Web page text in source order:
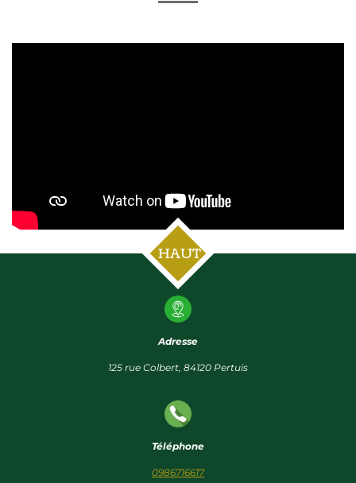
HAUT
Adresse
125 rue Colbert, 84120 Pertuis
Téléphone
0986716617